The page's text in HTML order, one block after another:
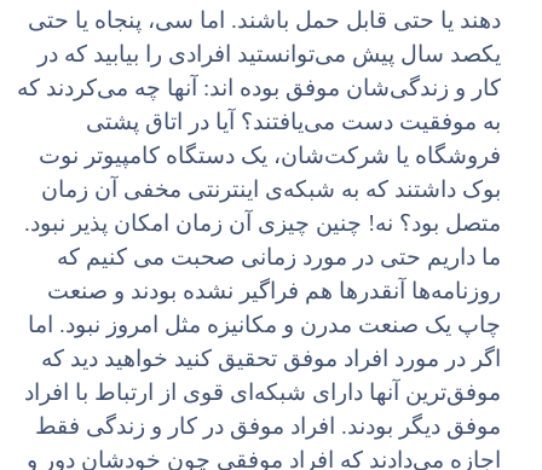
دهند یا حتی قابل حمل باشند. اما سی، پنجاه یا حتی
یکصد سال پیش می‌توانستید افرادی را بیابید که در
کار و زندگی‌شان موفق بوده اند: آنها چه می‌کردند که
به موفقیت دست می‌یافتند؟ آیا در اتاق پشتی
فروشگاه یا شرکت‌شان، یک دستگاه کامپیوتر نوت
بوک داشتند که به شبکه‌ی اینترنتی مخفی آن زمان
متصل بود؟ نه! چنین چیزی آن زمان امکان پذیر نبود.
ما داریم حتی در مورد زمانی صحبت می کنیم که
روزنامه‌ها آنقدرها هم فراگیر نشده بودند و صنعت
چاپ یک صنعت مدرن و مکانیزه مثل امروز نبود. اما
اگر در مورد افراد موفق تحقیق کنید خواهید دید که
موفق‌ترین آنها دارای شبکه‌ای قوی از ارتباط با افراد
موفق دیگر بودند. افراد موفق در کار و زندگی فقط
اجازه می‌دادند که افراد موفقی چون خودشان دور و